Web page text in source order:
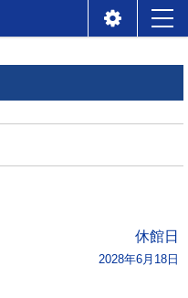
ニ
ュ
ー
休館日
2028年6月18日